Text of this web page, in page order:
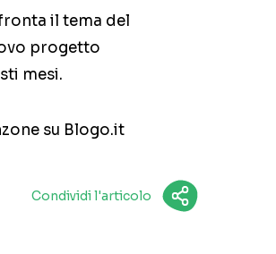
il tema del
progetto
mesi.
su Blogo.it
Condividi l'articolo